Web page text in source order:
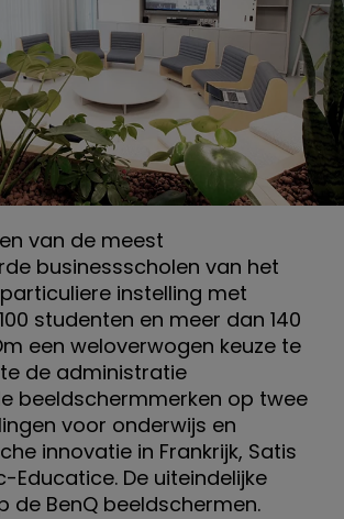
van de meest
businessscholen van het
instelling met
studenten en meer dan 140
een weloverwogen keuze te
de administratie
beeldschermmerken op twee
voor onderwijs en
innovatie in Frankrijk, Satis
Educatice. De uiteindelijke
de BenQ beeldschermen.